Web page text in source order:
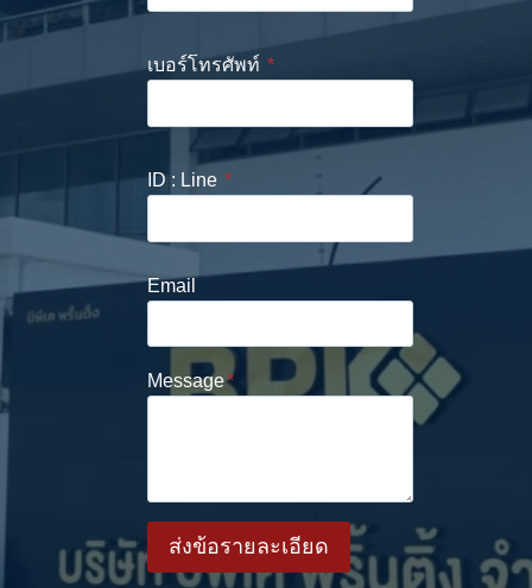
เบอร์โทรศัพท์ *
ID : Line *
Email
Message*
ส่งข้อรายละเอียด